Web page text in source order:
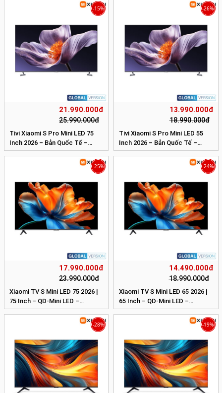
21.990.000đ
25.990.000đ
-15%
Tivi Xiaomi S Pro Mini LED 75
Inch 2026 – Bản Quốc Tế –
4K/144Hz – 3GB/32GB
13.990.000đ
18.990.000đ
-26%
Tivi Xiaomi S Pro Mini LED 55
Inch 2026 – Bản Quốc Tế –
4K/144Hz – 3GB/32GB
17.990.000đ
23.990.000đ
-25%
Xiaomi TV S Mini LED 75 2026 |
75 Inch – QD-Mini LED –
4K/120Hz – 2GB/32GB
14.490.000đ
18.990.000đ
-24%
Xiaomi TV S Mini LED 65 2026 |
65 Inch – QD-Mini LED –
4K/120Hz – 2GB/32GB
-28% -19%